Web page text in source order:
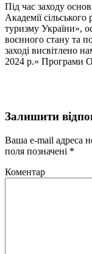
Під час заходу
Академії
туризму України»,
воєнного стану та
заході висвітлено
2024 р.» Програми
Залишити
Ваша e-mail адреса
поля позначені *
Коментар